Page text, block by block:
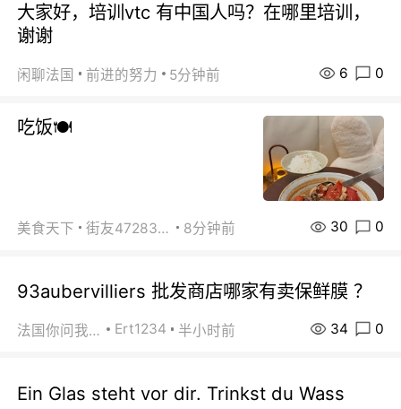
大家好，培训vtc 有中国人吗？在哪里培训，
谢谢
闲聊法国 前进的努力 5分钟前 6 0
吃饭🍽️
美食天下 街友472838572 8分钟前 30 0
93aubervilliers 批发商店哪家有卖保鲜膜 ？
法国你问我答 Ert1234 半小时前 34 0
Ein Glas steht vor dir. Trinkst du Wass